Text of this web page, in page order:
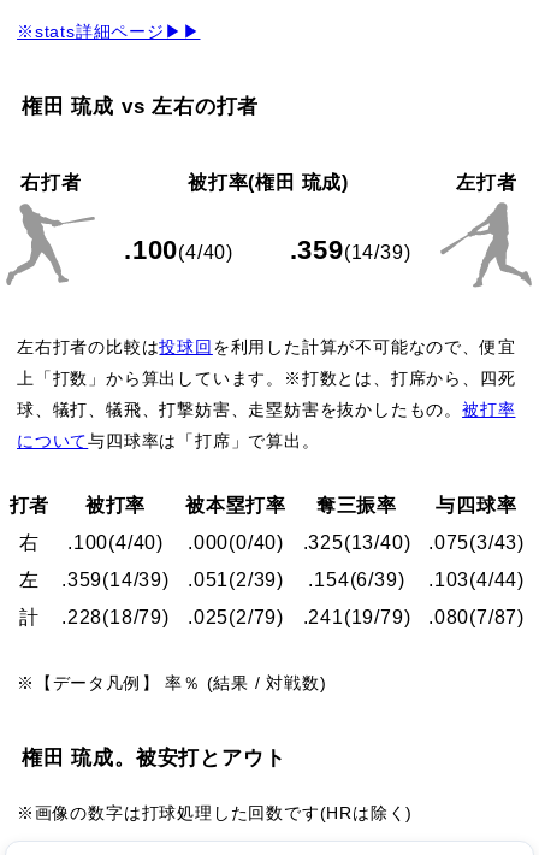
※stats詳細ページ▶▶
権田 琉成 vs 左右の打者
右打者 被打率(権田 琉成) 左打者
.100(4/40) .359(14/39)
左右打者の比較は投球回 を利用した計算が不可能なので、便宜
上「打数」から算出しています。※打数とは、打席から、四死
球、犠打、犠飛、打撃妨害、走塁妨害を抜かしたもの。被打率
について与四球率は「打席」で算出。
打者 被打率 被本塁打率 奪三振率
与四球率
右
.100(4/40) .000(0/40) .325(13/40) .075(3/43)
左
.359(14/39) .051(2/39) .154(6/39) .103(4/44)
計
.228(18/79) .025(2/79) .241(19/79) .080(7/87)
※【データ凡例】 率％ (結果 / 対戦数)
権田 琉成。被安打とアウト
※画像の数字は打球処理した回数です(HRは除く)